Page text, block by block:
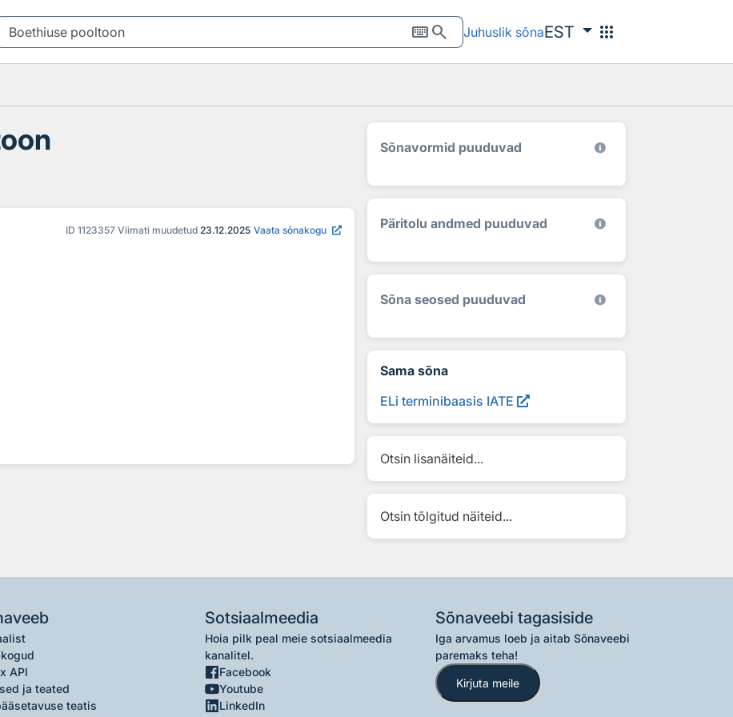
keyboardsearch Juhuslik sõnaEST apps
ID 1123357 Viimati muudetud 23.12.2025 Vaata sõnakogu
Sõnavormid puuduvad
Päritolu andmed puuduvad
Sõna seosed puuduvad
Sama sõna
ELi terminibaasis IATE
Otsin lisanäiteid...
Otsin tõlgitud näiteid...
API
ja teated
teatis
Sotsiaalmeedia
Hoia pilk peal meie sotsiaalmeedia
kanalitel.
Facebook
Youtube
LinkedIn
Sõnaveebi tagasiside
Iga arvamus loeb ja aitab Sõnaveebi
paremaks teha!
Kirjuta meile